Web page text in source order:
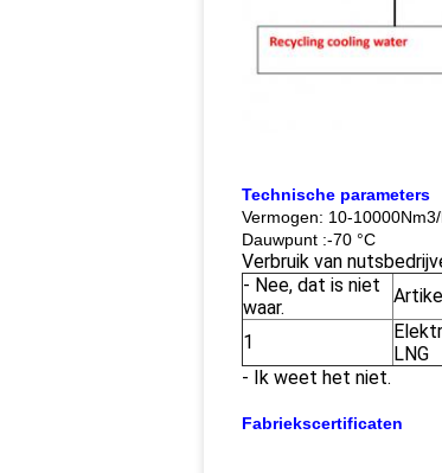
Technische parameters
Vermogen: 10-
Dauwpunt :-70 °C
Verbruik van
- Nee, dat is niet
waar.
1
LNG
- Ik weet het niet.
Fabriekscertificaten